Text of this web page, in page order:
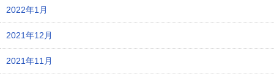
2022年1月
2021年12月
2021年11月